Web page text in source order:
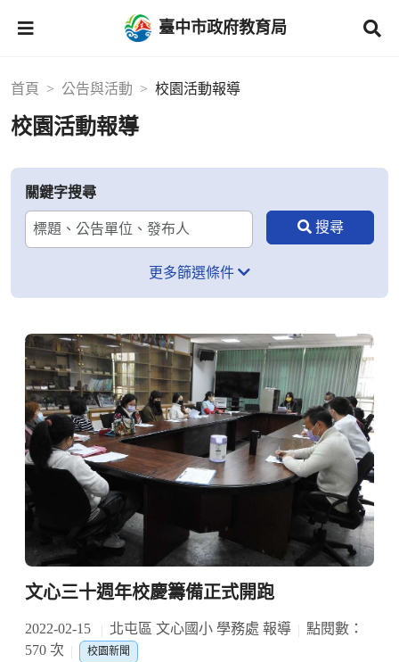
臺中市政府教育局
首頁 公告與活動 校園活動報導
校園活動報導
關鍵字搜尋
更多篩選條件
文心三十週年校慶籌備正式開跑
2022-02-15 北屯區 文心國小 學務處 報導
點閱數：
570 次
校園新聞